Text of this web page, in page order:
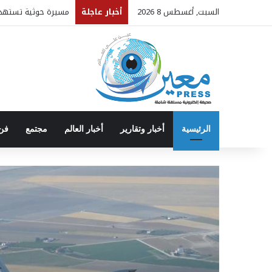
السبت, أغسطس 8 2026 أخبار عاجلة المقاومة الوطنية
الرئيسية أخبار وتقارير أخبار العالم مجتمع